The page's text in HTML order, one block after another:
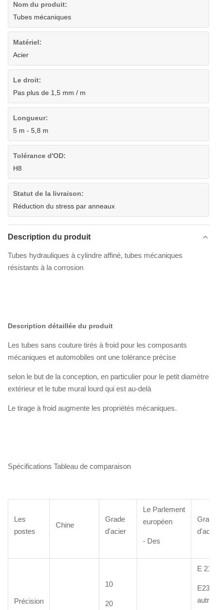
Nom du produit:
Tubes mécaniques
Matériel:
Acier
Le droit:
Pas plus de 1,5 mm / m
Longueur:
5 m - 5,8 m
Tolérance d'OD:
H8
Statut de la livraison:
Réduction du stress par anneaux
Description du produit
Tubes hydrauliques à cylindre affiné, tubes mécaniques
résistants à la corrosion
Description détaillée du produit
Les tubes sans couture tirés à froid pour les composants
mécaniques et automobiles ont une tolérance précise
selon le but de la conception, en particulier pour le petit diamètre
extérieur et le tube mural lourd qui est au-delà
Le tirage à froid augmente les propriétés mécaniques.
Spécifications Tableau de comparaison
Les
postes
Chine
Grade
d'acier
Le Parlement
européen
- Des
Grade
Précision
10
20
E 215
E235
autres